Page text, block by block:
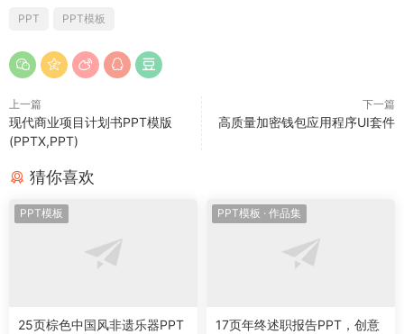
PPT PPT模板
上一篇
现代商业项目计划书PPT模版
(PPTX,PPT)
下一篇
高质量加密钱包应用程序UI套件
猜你喜欢
PPT模板
25页棕色中国风非遗乐器PPT
PPT模板 · 作品集
17页年终述职报告PPT，创意